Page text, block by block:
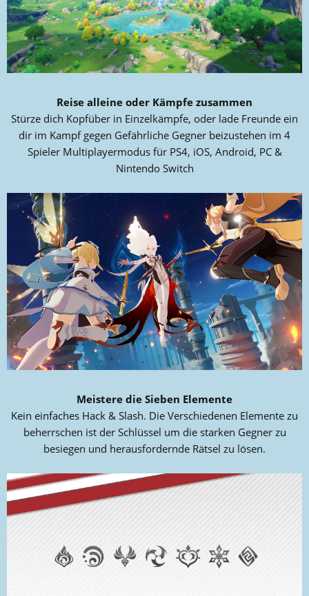
Reise alleine oder Kämpfe zusammen
Stürze dich Kopfüber in Einzelkämpfe, oder lade Freunde ein
dir im Kampf gegen Gefährliche Gegner beizustehen im 4
Spieler Multiplayermodus für PS4, iOS, Android, PC &
Nintendo Switch
Meistere die Sieben Elemente
Kein einfaches Hack & Slash. Die Verschiedenen Elemente zu
beherrschen ist der Schlüssel um die starken Gegner zu
besiegen und herausfordernde Rätsel zu lösen.